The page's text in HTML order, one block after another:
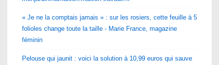
« Je ne la comptais jamais » : sur les rosiers, cette feuille à 5
folioles change toute la taille - Marie France, magazine
féminin
Pelouse qui jaunit : voici la solution à 10,99 euros qui sauve